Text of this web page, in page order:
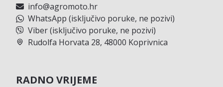
info@agromoto.hr
WhatsApp (isključivo poruke, ne pozivi)
Viber (isključivo poruke, ne pozivi)
Rudolfa Horvata 28, 48000 Koprivnica
RADNO VRIJEME